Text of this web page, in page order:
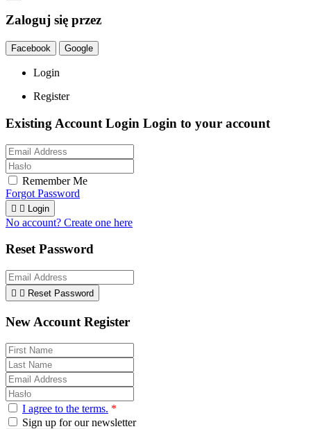
Zaloguj się przez
Facebook Google
Login
Register
Existing Account Login Login to your account
Remember Me
Forgot Password
  Login
No account? Create one here
Reset Password
  Reset Password
New Account Register
I agree to the terms. *
Sign up for our newsletter